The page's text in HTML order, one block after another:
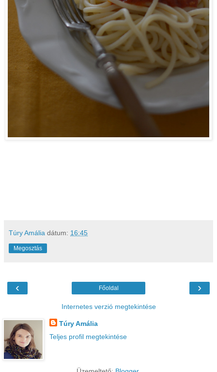
Túry Amália dátum: 16:45
Megosztás
‹ ›
Főoldal
Internetes verzió megtekintése
Túry Amália
Teljes profil megtekintése